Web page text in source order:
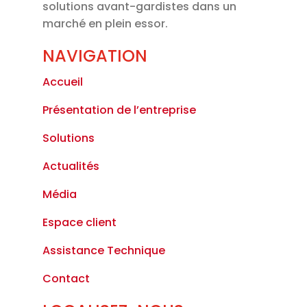
solutions avant-gardistes dans un
marché en plein essor.
NAVIGATION
Accueil
Présentation de l’entreprise
Solutions
Actualités
Média
Espace client
Assistance Technique
Contact